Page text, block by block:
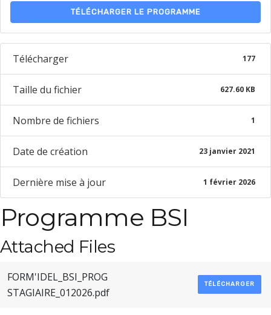
TÉLÉCHARGER LE PROGRAMME
Télécharger 177
Taille du fichier 627.60 KB
Nombre de fichiers 1
Date de création 23 janvier 2021
Dernière mise à jour 1 février 2026
Programme BSI
Attached Files
FORM'IDEL_BSI_PROG
STAGIAIRE_012026.pdf
TÉLÉCHARGER